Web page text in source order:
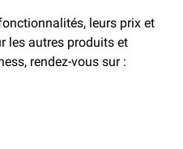
leurs prix et
les autres produits et
rendez-vous sur :